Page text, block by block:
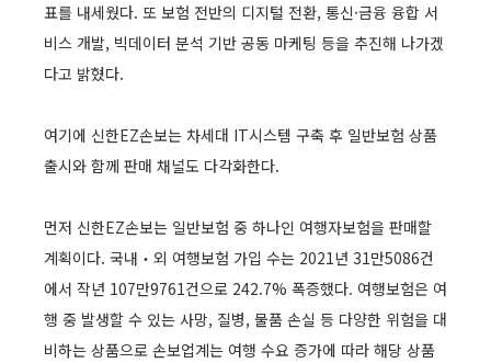
표를 내세웠다. 또 보험 전반의 디지털 전환, 통신·금융 융합 서
비스 개발, 빅데이터 분석 기반 공동 마케팅 등을 추진해 나가겠
다고 밝혔다.
여기에 신한EZ손보는 차세대 IT시스템 구축 후 일반보험 상품
출시와 함께 판매 채널도 다각화한다.
먼저 신한EZ손보는 일반보험 중 하나인 여행자보험을 판매할
계획이다. 국내‧외 여행보험 가입 수는 2021년 31만5086건
에서 작년 107만9761건으로 242.7% 폭증했다. 여행보험은 여
행 중 발생할 수 있는 사망, 질병, 물품 손실 등 다양한 위험을 대
비하는 상품으로 손보업계는 여행 수요 증가에 따라 해당 상품